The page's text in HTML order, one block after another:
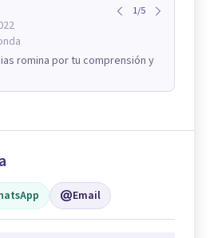
1/5
romina por tu comprensión y
Email